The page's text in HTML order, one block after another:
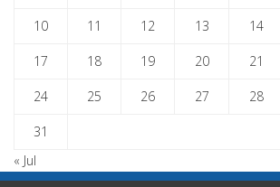
10 11 12 13 14
17 18 19 20 21
24 25 26 27 28
31
« Jul